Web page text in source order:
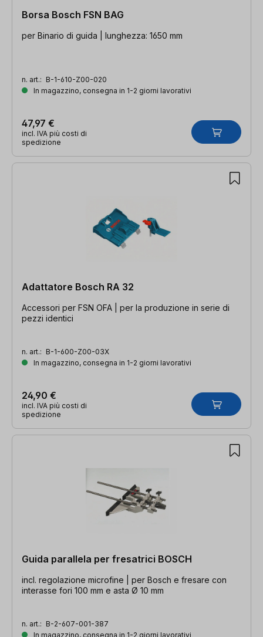
Borsa Bosch FSN BAG
per Binario di guida | lunghezza: 1650 mm
n. art.: B-1-610-Z00-020
In magazzino, consegna in 1-2 giorni lavorativi
47,97 €
incl. IVA più costi di
spedizione
Adattatore Bosch RA 32
Accessori per FSN OFA | per la produzione in serie di
pezzi identici
n. art.: B-1-600-Z00-03X
In magazzino, consegna in 1-2 giorni lavorativi
24,90 €
incl. IVA più costi di
spedizione
Guida parallela per fresatrici BOSCH
incl. regolazione microfine | per Bosch e fresare con
interasse fori 100 mm e asta Ø 10 mm
n. art.: B-2-607-001-387
In magazzino, consegna in 1-2 giorni lavorativi